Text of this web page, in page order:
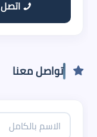
اتصل
تواصل معنا